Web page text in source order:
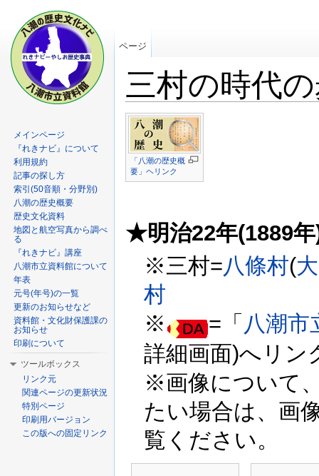
三村の時代
「八潮の歴史概
要」ヘリンク
★明治22年(1889
※三村=八條村(
村
※
=「 八潮
詳細画面)へリン
※画像について
たい場合は、画
覧ください。
ページ
メインページ
『れきナビ』について
利用規約
記事の探し方
索引(50音順・分野別)
八潮の歴史概要
歴史文化資料
地図と航空写真から調べ
る
『れきナビ』講座
八潮市立資料館について
年表
元号(年号)の一覧
更新のお知らせなど
資料館・文化財保護課の
お知らせ
印刷について
ツールボックス
リンク元
関連ページの更新状況
特別ページ
印刷用バージョン
この版への固定リンク